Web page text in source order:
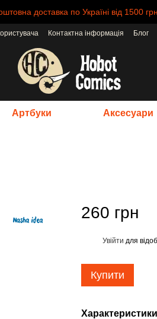
доставка по Україні від 1500 грн
Контактна інформація
Блог
Артбуки Аксесуари
260 грн
Увійти для
Купити
Характеристики